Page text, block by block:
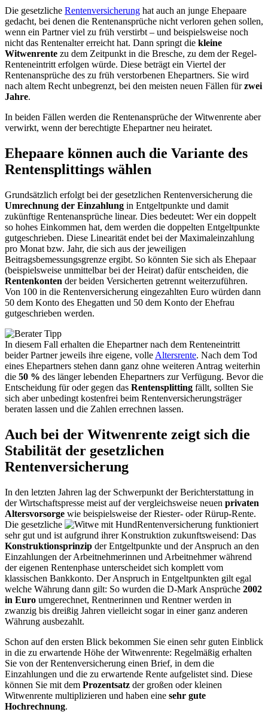
Die gesetzliche Rentenversicherung hat auch an junge Ehepaare
gedacht, bei denen die Rentenansprüche nicht verloren gehen sollen,
wenn ein Partner viel zu früh verstirbt – und beispielsweise noch
nicht das Rentenalter erreicht hat. Dann springt die kleine
Witwenrente zu dem Zeitpunkt in die Bresche, zu dem der Regel-
Renteneintritt erfolgen würde. Diese beträgt ein Viertel der
Rentenansprüche des zu früh verstorbenen Ehepartners. Sie wird
nach altem Recht unbegrenzt, bei den meisten neuen Fällen fürzwei
Jahre.
In beiden Fällen werden die Rentenansprüche der Witwenrente aber
verwirkt, wenn der berechtigte Ehepartner neu heiratet.
Ehepaare können auch die Variante des
Rentensplittings wählen
Grundsätzlich erfolgt bei der gesetzlichen Rentenversicherung die
Umrechnung der Einzahlung in Entgeltpunkte und damit
zukünftige Rentenansprüche linear. Dies bedeutet: Wer ein doppelt
so hohes Einkommen hat, dem werden die doppelten Entgeltpunkte
gutgeschrieben. Diese Linearität endet bei der Maximaleinzahlung
pro Monat bzw. Jahr, die sich aus der jeweiligen
Beitragsbemessungsgrenze ergibt. So könnten Sie sich als Ehepaar
(beispielsweise unmittelbar bei der Heirat) dafür entscheiden, die
Rentenkonten der beiden Versicherten getrennt weiterzuführen.
Von 100 in die Rentenversicherung eingezahlten Euro würden dann
50 dem Konto des Ehegatten und 50 dem Konto der Ehefrau
gutgeschrieben werden.
In diesem Fall erhalten die Ehepartner nach dem Renteneintritt
beider Partner jeweils ihre eigene, volle Altersrente. Nach dem Tod
eines Ehepartners stehen dann ganz ohne weiteren Antrag weiterhin
die 50 % des länger lebenden Ehepartners zur Verfügung. Bevor die
Entscheidung für oder gegen das Rentensplitting fällt, sollten Sie
sich aber unbedingt kostenfrei beim Rentenversicherungsträger
beraten lassen und die Zahlen errechnen lassen.
Auch bei der Witwenrente zeigt sich die
Stabilität der gesetzlichen
Rentenversicherung
In den letzten Jahren lag der Schwerpunkt der Berichterstattung in
der Wirtschaftspresse meist auf der vergleichsweise neuen privaten
Altersvorsorge wie beispielsweise der Riester- oder Rürup-Rente.
Die gesetzliche
Rentenversicherung funktioniert
sehr gut und ist aufgrund ihrer Konstruktion zukunftsweisend: Das
Konstruktionsprinzip der Entgeltpunkte und der Anspruch an den
Einzahlungen der Arbeitnehmerinnen und Arbeitnehmer während
der eigenen Rentenphase unterscheidet sich komplett vom
klassischen Bankkonto. Der Anspruch in Entgeltpunkten gilt egal
welche Währung dann gilt: So wurden die D-Mark Ansprüche 2002
in Euro umgerechnet, Rentnerinnen und Rentner werden in
zwanzig bis dreißig Jahren vielleicht sogar in einer ganz anderen
Währung ausbezahlt.
Schon auf den ersten Blick bekommen Sie einen sehr guten Einblick
in die zu erwartende Höhe der Witwenrente: Regelmäßig erhalten
Sie von der Rentenversicherung einen Brief, in dem die
Einzahlungen und die zu erwartende Rente aufgelistet sind. Diese
können Sie mit dem Prozentsatz der großen oder kleinen
Witwenrente multiplizieren und haben eine sehr gute
Hochrechnung.